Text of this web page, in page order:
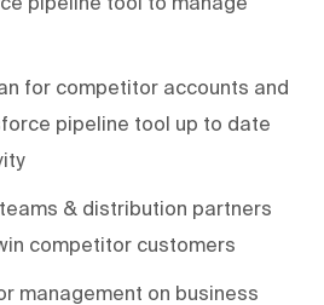
for competitor accounts and
pipeline tool up to date
& distribution partners
competitor customers
management on business